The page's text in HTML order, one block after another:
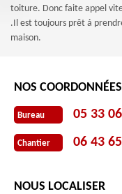
toiture. Donc faite appel
.Il est toujours prêt á
maison.
NOS COORDONNÉES
Bureau 05 33
Chantier 06 43
NOUS LOCALISER